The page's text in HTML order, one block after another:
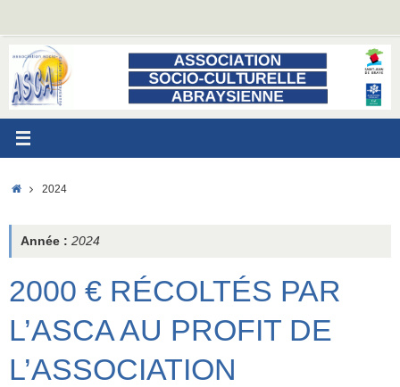
contenu
ACCUEIL
2024
Année : 2024
2000 € RÉCOLTÉS PAR
L’ASCA AU PROFIT DE
L’ASSOCIATION